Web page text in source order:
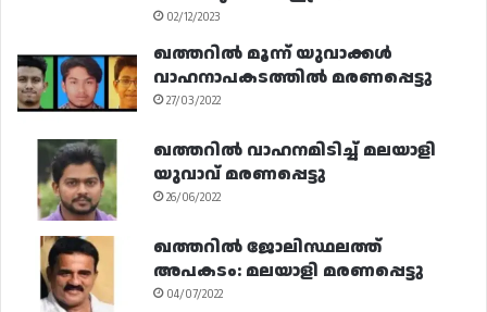
02/12/2023
ഖത്തറിൽ മൂന്ന് യുവാക്കൾ
വാഹനാപകടത്തിൽ മരണപ്പെട്ടു
27/03/2022
ഖത്തറിൽ വാഹനമിടിച്ച് മലയാളി
യുവാവ് മരണപ്പെട്ടു
26/06/2022
ഖത്തറിൽ ജോലിസ്ഥലത്ത്
അപകടം: മലയാളി മരണപ്പെട്ടു
04/07/2022